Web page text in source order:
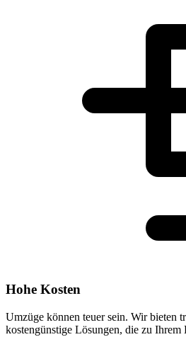
Hohe Kosten
Umzüge können teuer sein. Wir bieten
kostengünstige Lösungen, die zu Ihrem